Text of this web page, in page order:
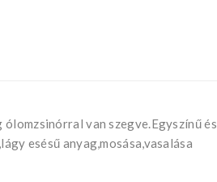
van szegve.Egyszínű és
esésű anyag,mosása,vasalása